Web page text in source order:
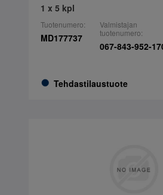
1 x 5 kpl
Tuotenumero:
MD177737
Tehdastilaustuote
Valmistajan
tuotenumero:
067-843-952-